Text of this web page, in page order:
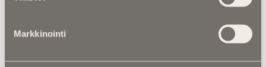
Markkinointi